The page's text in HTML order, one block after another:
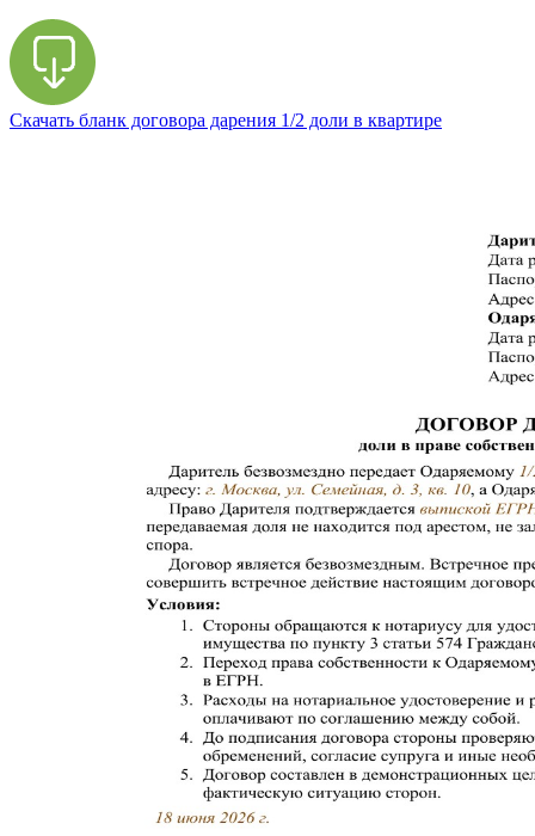
Скачать бланк договора дарения 1/2 доли в квартире